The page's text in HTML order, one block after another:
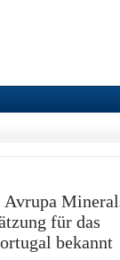
für das
bekannt